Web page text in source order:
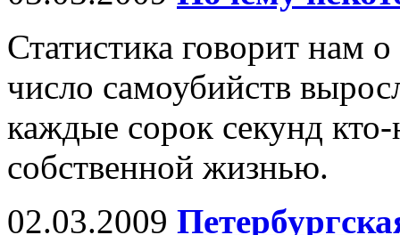
Статистика говорит нам
число самоубийств
каждые сорок секунд
собственной жизнью.
02.03.2009